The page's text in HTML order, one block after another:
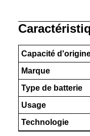
Capacité
Marque
Type de batterie
Usage
Technologie